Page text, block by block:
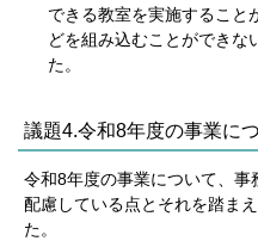
できる教室を実施すること
どを組み込むことができな
た。
議題4.令和8年度の事業に
令和8年度の事業について、事
配慮している点とそれを踏ま
た。